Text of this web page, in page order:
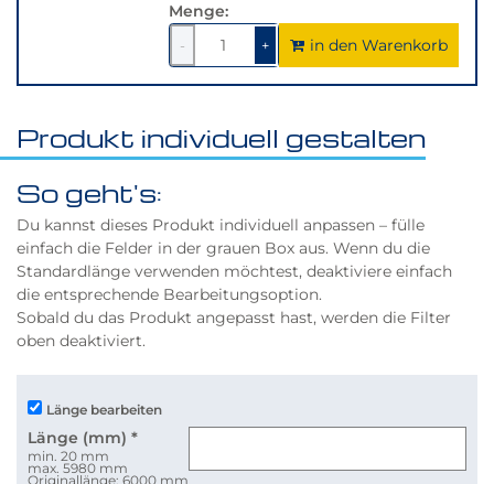
Menge:
-
1
verringern
+1um
1
erhöhen
in den Warenkorb
Produkt individuell gestalten
So geht's:
Du kannst dieses Produkt individuell anpassen – fülle
einfach die Felder in der grauen Box aus. Wenn du die
Standardlänge verwenden möchtest, deaktiviere einfach
die entsprechende Bearbeitungsoption.
Sobald du das Produkt angepasst hast, werden die Filter
oben deaktiviert.
Länge bearbeiten
Länge (mm) *
min. 20 mm
max. 5980 mm
Originallänge: 6000 mm